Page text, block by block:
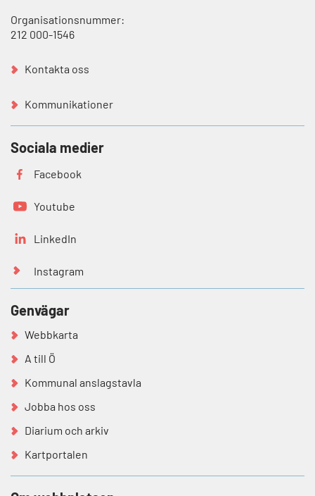
Organisationsnummer:
212 000-1546
Kontakta oss
Kommunikationer
Sociala medier
Facebook
Youtube
LinkedIn
Instagram
Genvägar
Webbkarta
A till Ö
Kommunal anslagstavla
Jobba hos oss
Diarium och arkiv
Kartportalen